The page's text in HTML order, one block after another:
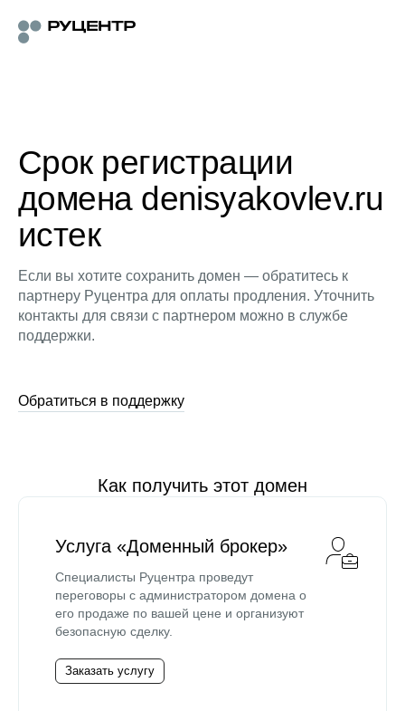
Срок регистрации
домена denisyakovlev.ru
истек
Если вы хотите сохранить домен — обратитесь к
партнеру Руцентра для оплаты продления. Уточнить
контакты для связи с партнером можно в службе
поддержки.
Обратиться в поддержку
Как получить этот домен
Услуга «Доменный брокер»
Специалисты Руцентра проведут
переговоры с администратором домена о
его продаже по вашей цене и организуют
безопасную сделку.
Заказать услугу